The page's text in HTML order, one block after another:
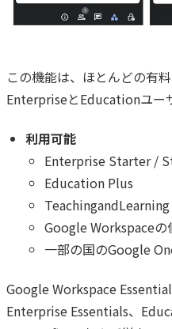
この機能は、ほとんどの有
EnterpriseとEducationユー
利用可能
Enterprise Starter /
Education Plus
TeachingandLearning
Google Workspaceの
一部の国のGoogle
Google Workspace
Enterprise Essentials、